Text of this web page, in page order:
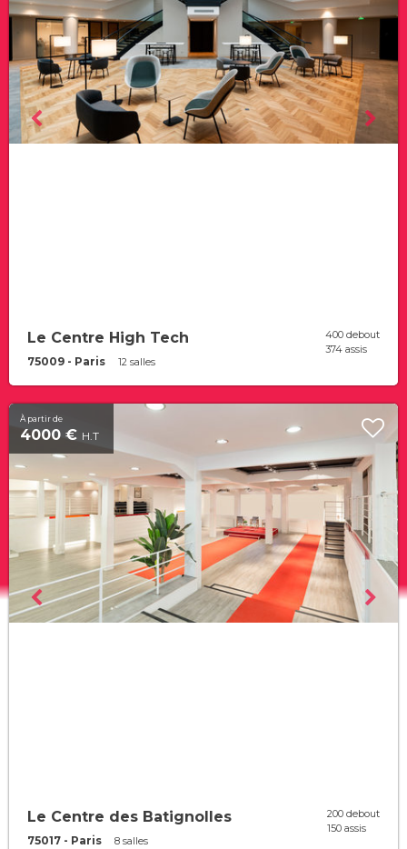
Le Centre High Tech
75009 - Paris 12 salles
400 debout
374 assis
À partir de
4000 € H.T
Le Centre des Batignolles
75017 - Paris 8 salles
200 debout
150 assis